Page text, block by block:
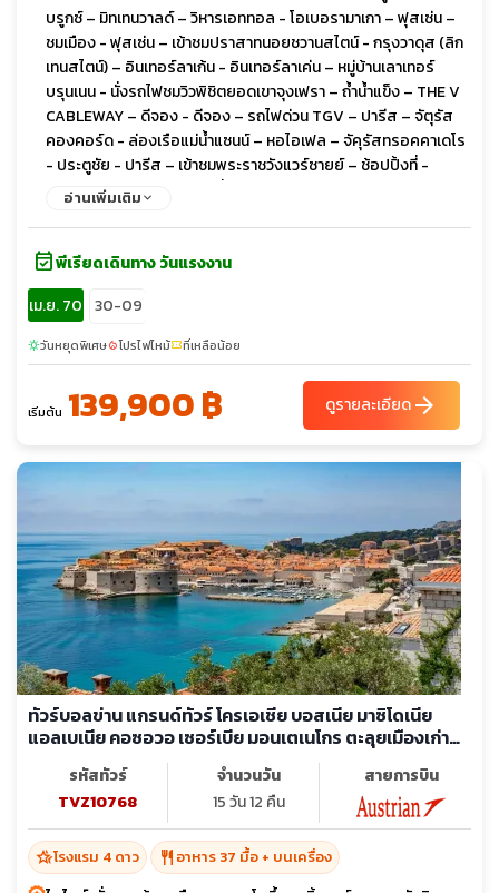
บรูกซ์ – มิทเทนวาลด์ – วิหารเอททอล - โอเบอรามาเกา – ฟุสเซ่น –
ชมเมือง - ฟุสเซ่น – เข้าชมปราสาทนอยชวานสไตน์ - กรุงวาดุส (ลิก
เทนสไตน์) – อินเทอร์ลาเก้น - อินเทอร์ลาเค่น – หมู่บ้านเลาเทอร์
บรุนเนน - นั่งรถไฟชมวิวพิชิตยอดเขาจุงเฟรา – ถ้ำน้ำแข็ง – THE V
CABLEWAY – ดีจอง - ดีจอง – รถไฟด่วน TGV – ปารีส – จัตุรัส
คองคอร์ด - ล่องเรือแม่น้ำแซนน์ – หอไอเฟล – จัคุรัสทรอคคาเดโร
- ประตูชัย - ปารีส – เข้าชมพระราชวังแวร์ซายย์ – ช้อปปิ้งที่ -
BENLUX DUTY FREE และที่ห้างลาฟาแยต - ปารีส – เดินทางกลับ
อ่านเพิ่มเติม
event_availableพีเรียดเดินทาง วันแรงงาน
เม.ย. 70 30-09
sunnyวันหยุดพิเศษlocal_fire_departmentโปรไฟไหม้confirmation_numberที่เหลือน้อย
เริ่มต้น 139,900 ฿ ดูรายละเอียดarrow_forward
ทัวร์บอลข่าน แกรนด์ทัวร์ โครเอเชีย บอสเนีย มาซิโดเนีย
แอลเบเนีย คอซอวอ เซอร์เบีย มอนเตเนโกร ตะลุยเมืองเก่า
สัมผัสประวัติศาสตร์
รหัสทัวร์
TVZ10768
จำนวนวัน
15 วัน 12 คืน
สายการบิน
hotel_classโรงแรม 4 ดาว restaurant อาหาร 37 มื้อ + บนเครื่อง